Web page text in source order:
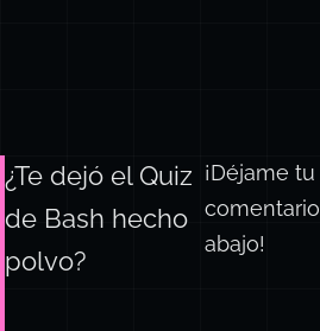
¿Te dejó el Quiz
de Bash hecho
polvo?
¡Déjame tu
comentario
abajo!